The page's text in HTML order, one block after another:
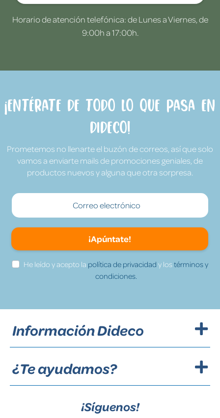
Horario de atención telefónica: de Lunes a Viernes, de
9:00h a 17:00h.
¡Entérate de todo lo que pasa en
Dideco!
Prometemos no llenarte el buzón de correos, así que solo
vamos a enviarte mails de promociones geniales, de
productos nuevos y alguna que otra sorpresa.
¡Apúntate!
He leído y acepto la política de privacidad y lostérminos y
condiciones.
Información Dideco
¿Te ayudamos?
¡Síguenos!